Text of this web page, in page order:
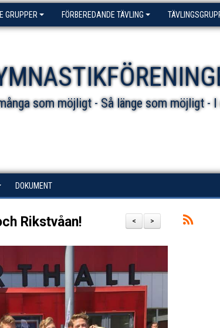
GRUPPER FÖRBEREDANDE TÄVLING
som möjligt - Så länge som möjligt -
DOKUMENT
>
<
Rikstvåan!